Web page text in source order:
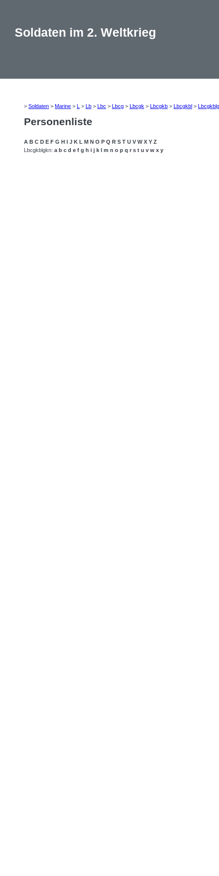
Soldaten im 2. Weltkrieg
> Soldaten > Marine > L > Lb > Lbc > Lbcg > Lbcgk > Lbcgkb > Lbcgkbl > Lbcgkblg
Personenliste
A B C D E F G H I J K L M N O P Q R S T U V W X Y Z
Lbcgkblgkn: a b c d e f g h i j k l m n o p q r s t u v w x y